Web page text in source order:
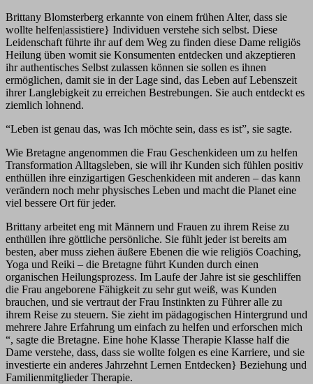
Brittany Blomsterberg erkannte von einem frühen Alter, dass sie
wollte helfen|assistiere} Individuen verstehe sich selbst. Diese
Leidenschaft führte ihr auf dem Weg zu finden diese Dame religiös
Heilung üben womit sie Konsumenten entdecken und akzeptieren
ihr authentisches Selbst zulassen können sie sollen es ihnen
ermöglichen, damit sie in der Lage sind, das Leben auf Lebenszeit
ihrer Langlebigkeit zu erreichen Bestrebungen. Sie auch entdeckt es
ziemlich lohnend.
“Leben ist genau das, was Ich möchte sein, dass es ist”, sie sagte.
Wie Bretagne angenommen die Frau Geschenkideen um zu helfen
Transformation Alltagsleben, sie will ihr Kunden sich fühlen positiv
enthüllen ihre einzigartigen Geschenkideen mit anderen – das kann
verändern noch mehr physisches Leben und macht die Planet eine
viel bessere Ort für jeder.
Brittany arbeitet eng mit Männern und Frauen zu ihrem Reise zu
enthüllen ihre göttliche persönliche. Sie fühlt jeder ist bereits am
besten, aber muss ziehen äußere Ebenen die wie religiös Coaching,
Yoga und Reiki – die Bretagne führt Kunden durch einen
organischen Heilungsprozess. Im Laufe der Jahre ist sie geschliffen
die Frau angeborene Fähigkeit zu sehr gut weiß, was Kunden
brauchen, und sie vertraut der Frau Instinkten zu Führer alle zu
ihrem Reise zu steuern. Sie zieht im pädagogischen Hintergrund und
mehrere Jahre Erfahrung um einfach zu helfen und erforschen mich
“, sagte die Bretagne. Eine hohe Klasse Therapie Klasse half die
Dame verstehe, dass, dass sie wollte folgen es eine Karriere, und sie
investierte ein anderes Jahrzehnt Lernen Entdecken} Beziehung und
Familienmitglieder Therapie.